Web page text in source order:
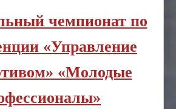
чемпионат по
«Управление
«Молодые